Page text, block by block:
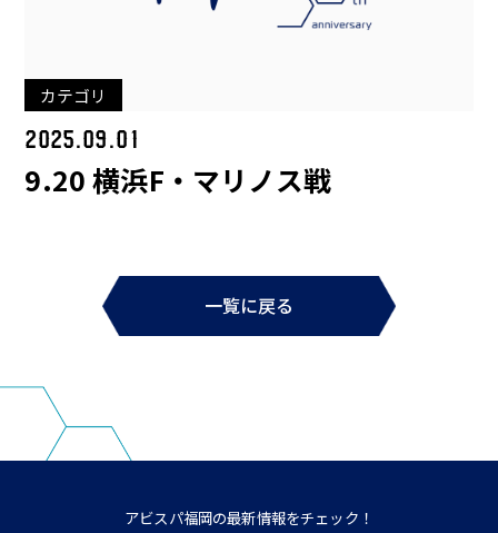
カテゴリ
2025.09.01
9.20 横浜F・マリノス戦
一覧に戻る
アビスパ福岡の最新情報をチェック！